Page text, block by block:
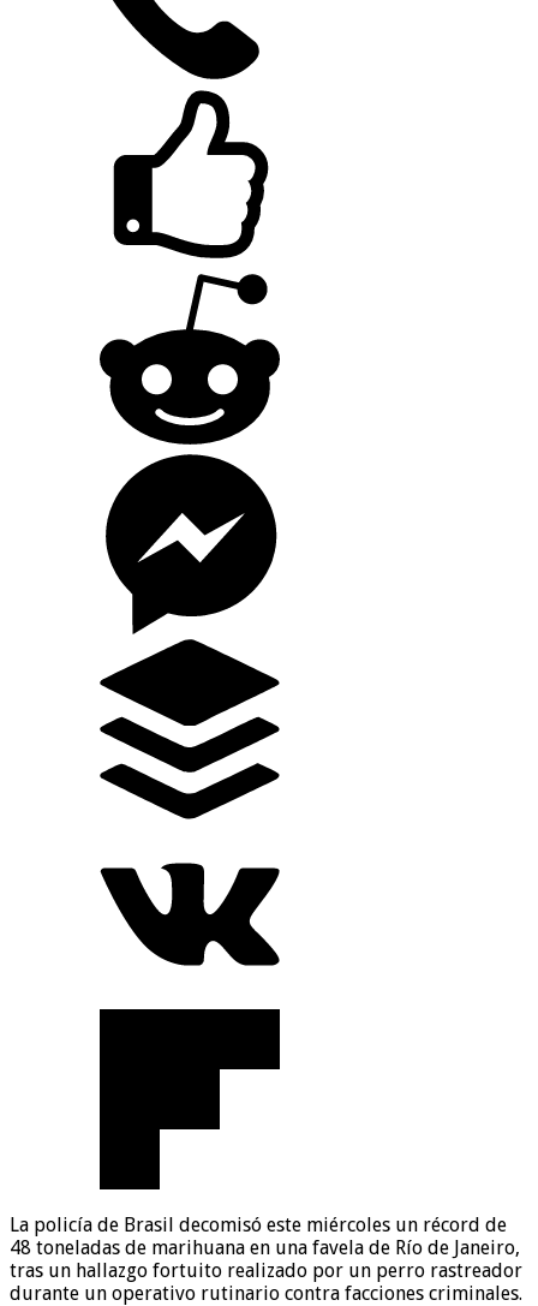
La policía de Brasil decomisó este miércoles un récord de
48 toneladas de marihuana en una favela de Río de Janeiro,
tras un hallazgo fortuito realizado por un perro rastreador
durante un operativo rutinario contra facciones criminales.